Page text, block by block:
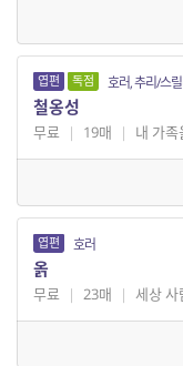
엽편 독점 호러, 추리/스
철옹성
무료 | 19매 | 내 가
엽편 호러
옭
무료 | 23매 | 세상 사